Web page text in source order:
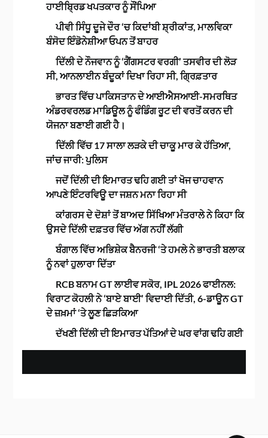
ਹਾਈਬ੍ਰਿਡ ਖਪਤਕਾਰ ਨੂੰ ਸੌਂਪਿਆ
ਪੀਵੀ ਸਿੰਧੂ ਦੂਜੇ ਦੌਰ ‘ਚ ਕਿਦਾਂਬੀ ਸ਼੍ਰੀਕਾਂਤ, ਮਾਲਵਿਕਾ
ਬੰਸੋਦ ਇੰਡੋਨੇਸ਼ੀਆ ਓਪਨ ਤੋਂ ਬਾਹਰ
ਦਿੱਲੀ ਦੇ ਨੌਜਵਾਨ ਨੂੰ ‘ਗੈਂਗਸਟਰ ਵਰਗੀ’ ਤਸਵੀਰ ਦੀ ਲੋੜ
ਸੀ, ਆਨਲਾਈਨ ਬੰਦੂਕਾਂ ਦਿਖਾ ਰਿਹਾ ਸੀ, ਗ੍ਰਿਫ਼ਤਾਰ
ਭਾਰਤ ਵਿੱਚ ਪਾਕਿਸਤਾਨ ਦੇ ਆਈਐਸਆਈ-ਸਮਰਥਿਤ
ਅੰਡਰਵਰਲਡ ਮਾਡਿਊਲ ਨੂੰ ਫੰਡਿੰਗ ਰੂਟ ਦੀ ਵਰਤੋਂ ਕਰਨ ਦੀ
ਯੋਜਨਾ ਬਣਾਈ ਗਈ ਹੈ।
ਦਿੱਲੀ ਵਿੱਚ 17 ਸਾਲਾ ਲੜਕੇ ਦੀ ਚਾਕੂ ਮਾਰ ਕੇ ਹੱਤਿਆ,
ਜਾਂਚ ਜਾਰੀ: ਪੁਲਿਸ
ਜਦੋਂ ਦਿੱਲੀ ਦੀ ਇਮਾਰਤ ਢਹਿ ਗਈ ਤਾਂ ਖੋਜ ਚਾਹਵਾਨ
ਆਪਣੇ ਇੰਟਰਵਿਊ ਦਾ ਜਸ਼ਨ ਮਨਾ ਰਿਹਾ ਸੀ
ਕਾਂਗਰਸ ਦੇ ਦੋਸ਼ਾਂ ਤੋਂ ਬਾਅਦ ਸਿੱਖਿਆ ਮੰਤਰਾਲੇ ਨੇ ਕਿਹਾ ਕਿ
ਉਸਦੇ ਦਿੱਲੀ ਦਫ਼ਤਰ ਵਿੱਚ ਅੱਗ ਨਹੀਂ ਲੱਗੀ
ਬੰਗਾਲ ਵਿੱਚ ਅਭਿਸ਼ੇਕ ਬੈਨਰਜੀ ‘ਤੇ ਹਮਲੇ ਨੇ ਭਾਰਤੀ ਬਲਾਕ
ਨੂੰ ਨਵਾਂ ਹੁਲਾਰਾ ਦਿੱਤਾ
RCB ਬਨਾਮ GT ਲਾਈਵ ਸਕੋਰ, IPL 2026 ਫਾਈਨਲ:
ਵਿਰਾਟ ਕੋਹਲੀ ਨੇ ‘ਬਾਏ ਬਾਈ’ ਵਿਦਾਈ ਦਿੱਤੀ, 6-ਡਾਊਨ GT
ਦੇ ਜ਼ਖ਼ਮਾਂ ‘ਤੇ ਲੂਣ ਛਿੜਕਿਆ
ਦੱਖਣੀ ਦਿੱਲੀ ਦੀ ਇਮਾਰਤ ਪੱਤਿਆਂ ਦੇ ਘਰ ਵਾਂਗ ਢਹਿ ਗਈ